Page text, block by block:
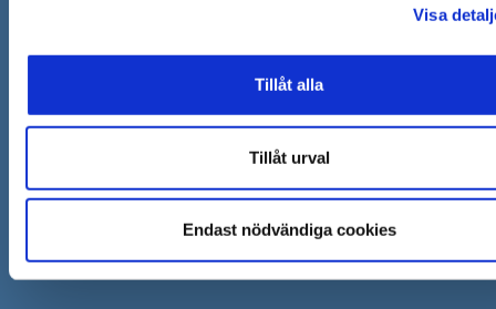
Visa
Tillåt alla
Tillåt urval
Endast nödvändiga cookies
nytt
Följ oss på:
Instagram
LinkedIn